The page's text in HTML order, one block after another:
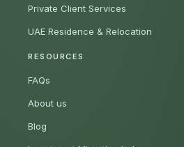
Private Client Services
UAE Residence & Relocation
RESOURCES
FAQs
About us
Blog